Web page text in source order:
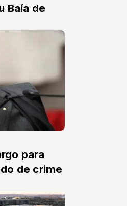
Baía de
para
de crime